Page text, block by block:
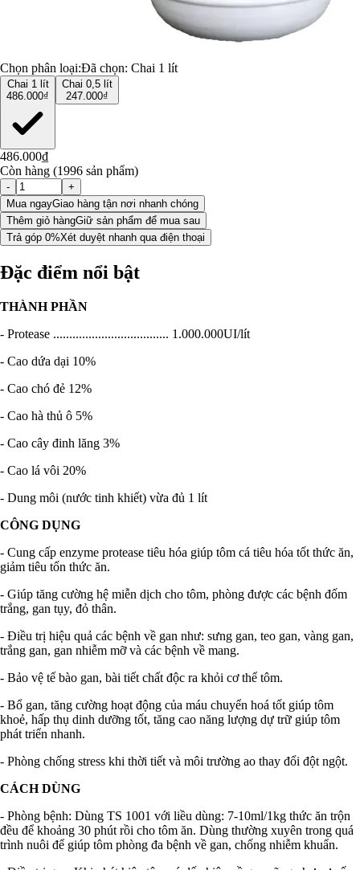
Chọn phân loại:Đã chọn: Chai 1 lít
Chai 1 lít
486.000₫
Chai 0,5 lít
247.000₫
486.000₫
Còn hàng (1996 sản phẩm)
-
+
Mua ngayGiao hàng tận nơi nhanh chóng
Thêm giỏ hàngGiữ sản phẩm để mua sau
Trả góp 0%Xét duyệt nhanh qua điện thoại
Đặc điểm nổi bật
THÀNH PHẦN
- Protease .................................... 1.000.000UI/lít
- Cao dứa dại 10%
- Cao chó đẻ 12%
- Cao hà thủ ô 5%
- Cao cây đinh lăng 3%
- Cao lá vôi 20%
- Dung môi (nước tinh khiết) vừa đủ 1 lít
CÔNG DỤNG
- Cung cấp enzyme protease tiêu hóa giúp tôm cá tiêu hóa tốt thức ăn,
giảm tiêu tốn thức ăn.
- Giúp tăng cường hệ miễn dịch cho tôm, phòng được các bệnh đốm
trắng, gan tụy, đỏ thân.
- Điều trị hiệu quả các bệnh về gan như: sưng gan, teo gan, vàng gan,
trắng gan, gan nhiễm mỡ và các bệnh về mang.
- Bảo vệ tế bào gan, bài tiết chất độc ra khỏi cơ thể tôm.
- Bổ gan, tăng cường hoạt động của máu chuyển hoá tốt giúp tôm
khoẻ, hấp thụ dinh dưỡng tốt, tăng cao năng lượng dự trữ giúp tôm
phát triển nhanh.
- Phòng chống stress khi thời tiết và môi trường ao thay đổi đột ngột.
CÁCH DÙNG
- Phòng bệnh: Dùng TS 1001 với liều dùng: 7-10ml/1kg thức ăn trộn
đều để khoảng 30 phút rồi cho tôm ăn. Dùng thường xuyên trong quá
trình nuôi để giúp tôm phòng đa bệnh về gan, chống nhiễm khuẩn.